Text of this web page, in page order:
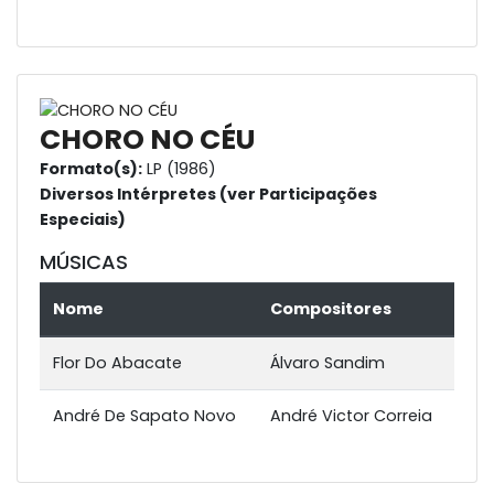
CHORO NO CÉU
Formato(s): LP (1986)
Diversos Intérpretes (ver Participações
Especiais)
MÚSICAS
Nome Compositores
Flor Do Abacate Álvaro Sandim
André De Sapato Novo André Victor Correia